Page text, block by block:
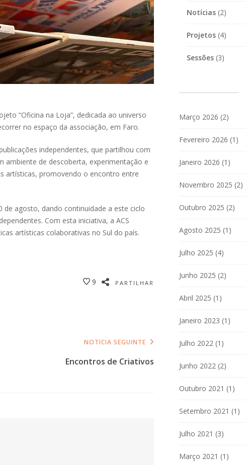
“Oficina na Loja”, dedicada ao universo
no espaço da associação, em Faro.
independentes, que partilhou com
ambiente de descoberta, experimentação e
artísticas, promovendo o encontro entre
de agosto, dando continuidade a este ciclo
Com esta iniciativa, a ACS
artísticas colaborativas no Sul do país.
PARTILHAR
9
NOTÍCIA SEGUINTE
Encontros de Criativos
Notícias (2)
Projetos (4)
Sessões (3)
Março 2026 (2)
Fevereiro 2026 (1)
Janeiro 2026 (1)
Novembro 2025 (2)
Outubro 2025 (2)
Agosto 2025 (1)
Julho 2025 (4)
Junho 2025 (2)
Abril 2025 (1)
Janeiro 2023 (1)
Julho 2022 (1)
Junho 2022 (2)
Outubro 2021 (1)
Setembro 2021 (1)
Julho 2021 (3)
Março 2021 (1)